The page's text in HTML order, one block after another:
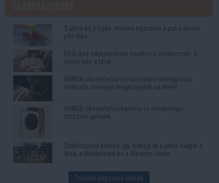
3 alma és 3 tojás: ennyire egyszerű a puha almás
pite titka
Ettől lesz elképesztően szaftos a csirkecomb: a
sörös pác a titok
HONOR okostelefon mesterséges intelligencia
funkciók, amelyek megkönnyítik az életet
HONOR okostelefon-kamera vs mindennapi
fotózási igények
Stabilcoinos fizetés: így alakítja át a pénz világát a
Visa, a Mastercard és a Western Union
További népszerű videók